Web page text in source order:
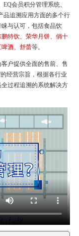
会员积分管理系统、
品追溯应用方面的多个行
与认可，包括食品饮
鹏特饮、荣华月饼、俏十
酒、舒蕾等。
户提供全面的售前、售
经营宗旨，根据各行业
过程追溯的系统解决方